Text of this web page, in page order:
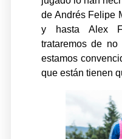
de Andrés Felipe
y hasta Alex
trataremos de
estamos
que están tienen